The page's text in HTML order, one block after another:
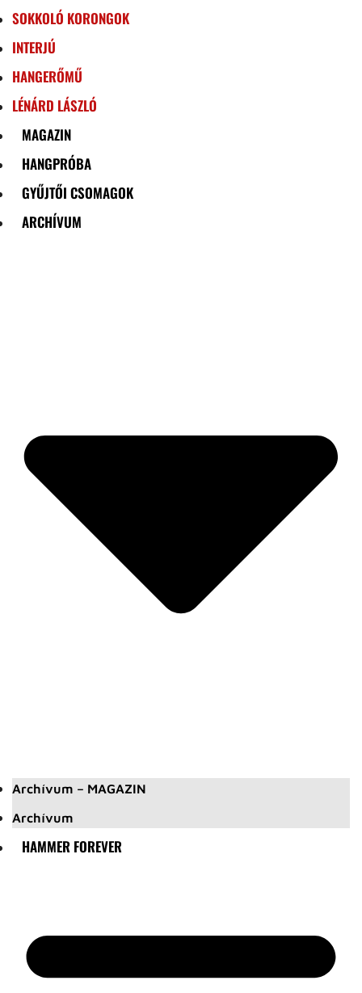
SOKKOLÓ KORONGOK
INTERJÚ
HANGERŐMŰ
LÉNÁRD LÁSZLÓ
MAGAZIN
HANGPRÓBA
GYŰJTŐI CSOMAGOK
ARCHÍVUM
Archívum – MAGAZIN
Archívum
HAMMER FOREVER